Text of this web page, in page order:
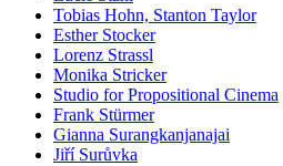
Tobias Hohn, Stanton Taylor
Esther Stocker
Lorenz Strassl
Monika Stricker
Studio for Propositional Cinema
Frank Stürmer
Gianna Surangkanjanajai
Jiří Surůvka